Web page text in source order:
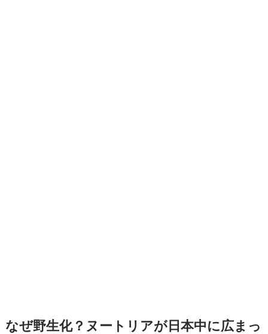
なぜ野生化？ヌートリアが日本中に広まっ